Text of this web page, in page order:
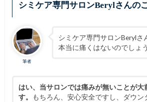
シミケア専門サロンBerylさんの
筆者
シミケア専門サロンBerylさ
本当に痛くはないのでしょ
はい、当サロンでは痛みが無いことが大
す。
もちろん、安心安全ですし、ダウン